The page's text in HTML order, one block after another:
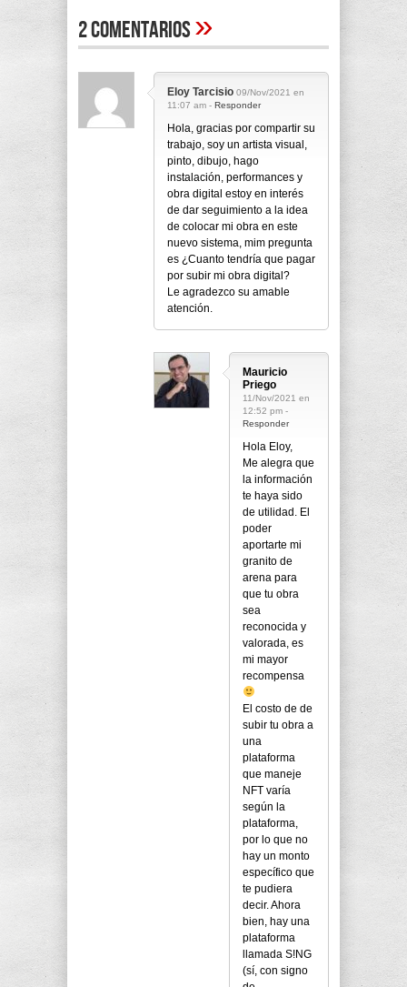
2 Comentarios»
Eloy Tarcisio 09/Nov/2021 en
11:07 am - Responder
Hola, gracias por compartir su
trabajo, soy un artista visual,
pinto, dibujo, hago
instalación, performances y
obra digital estoy en interés
de dar seguimiento a la idea
de colocar mi obra en este
nuevo sistema, mim pregunta
es ¿Cuanto tendría que pagar
por subir mi obra digital?
Le agradezco su amable
atención.
Mauricio
Priego
11/Nov/2021 en
12:52 pm -
Responder
Hola Eloy,
Me alegra que
la información
te haya sido
de utilidad. El
poder
aportarte mi
granito de
arena para
que tu obra
sea
reconocida y
valorada, es
mi mayor
recompensa
El costo de de
subir tu obra a
una
plataforma
que maneje
NFT varía
según la
plataforma,
por lo que no
hay un monto
específico que
te pudiera
decir. Ahora
bien, hay una
plataforma
llamada S!NG
(sí, con signo